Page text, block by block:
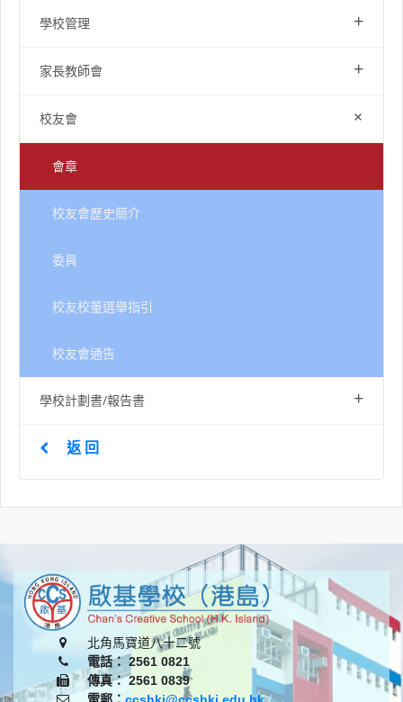
學校管理 +
家長教師會 +
校友會 +
會章
校友會歷史簡介
委員
校友校董選舉指引
校友會通告
學校計劃書/報告書 +
返 回
北角馬寶道八十二號
電話： 2561 0821
傳真： 2561 0839